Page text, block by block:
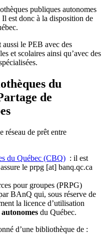
èques publiques autonomes
est donc à la disposition de
ébec.
aussi le PEB avec des
et scolaires ainsi qu’avec des
du
de
réseau de prêt entre
du Québec (CBQ) : il est
le prpg [at] banq.qc.ca
pour groupes (PRPG)
BAnQ qui, sous réserve de
la licence d’utilisation
du Québec.
d’une bibliothèque de :